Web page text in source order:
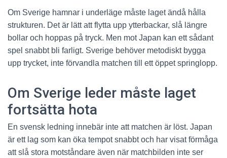
Om Sverige hamnar i underläge måste laget ändå hålla
strukturen. Det är lätt att flytta upp ytterbackar, slå längre
bollar och hoppas på tryck. Men mot Japan kan ett sådant
spel snabbt bli farligt. Sverige behöver metodiskt bygga
upp trycket, inte förvandla matchen till ett öppet springlopp.
Om Sverige leder måste laget
fortsätta hota
En svensk ledning innebär inte att matchen är löst. Japan
är ett lag som kan öka tempot snabbt och har visat förmåga
att slå stora motståndare även när matchbilden inte ser